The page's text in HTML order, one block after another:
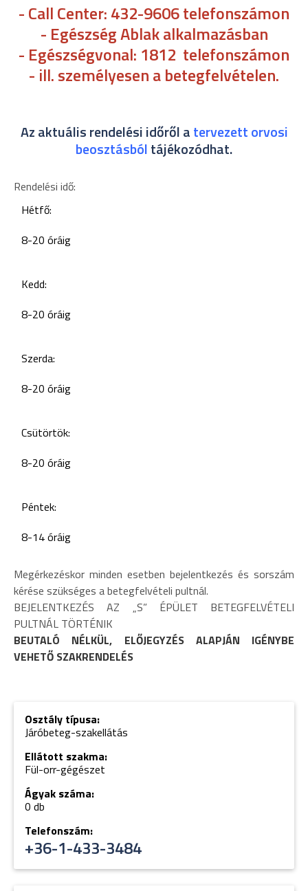
- Call Center: 432-9606 telefonszámon
- Egészség Ablak alkalmazásban
- Egészségvonal: 1812 telefonszámon
- ill. személyesen a betegfelvételen.
Az aktuális rendelési időről atervezett orvosi
beosztásbóltájékozódhat.
Rendelési idő:
Hétfő:
8-20 óráig
Kedd:
8-20 óráig
Szerda:
8-20 óráig
Csütörtök:
8-20 óráig
Péntek:
8-14 óráig
Megérkezéskor minden esetben bejelentkezés és sorszám
kérése szükséges a betegfelvételi pultnál.
BEJELENTKEZÉS AZ „S” ÉPÜLET BETEGFELVÉTELI
PULTNÁL TÖRTÉNIK
BEUTALÓ NÉLKÜL, ELŐJEGYZÉS ALAPJÁN IGÉNYBE
VEHETŐ SZAKRENDELÉS
Osztály típusa:
Járóbeteg-szakellátás
Ellátott szakma:
Fül-orr-gégészet
Ágyak száma:
0 db
Telefonszám:
+36-1-433-3484